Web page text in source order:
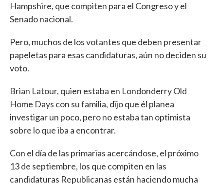
Hampshire, que compiten para el Congreso y el
Senado nacional.
Pero, muchos de los votantes que deben presentar
papeletas para esas candidaturas, aún no deciden su
voto.
Brian Latour, quien estaba en Londonderry Old
Home Days con su familia, dijo que él planea
investigar un poco, pero no estaba tan optimista
sobre lo que iba a encontrar.
Con el día de las primarias acercándose, el próximo
13 de septiembre, los que compiten en las
candidaturas Republicanas están haciendo mucha